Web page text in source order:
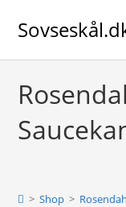
> Shop >